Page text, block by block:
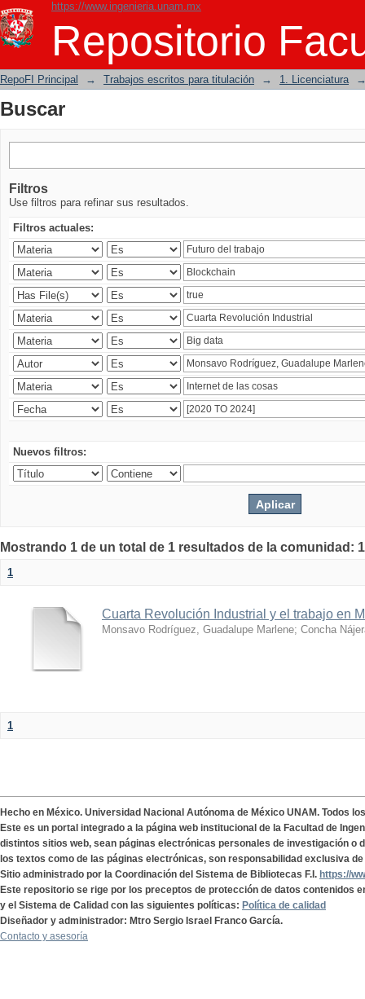
https://www.ingenieria.unam.mx
Repositorio
Buscar
RepoFI Principal → Trabajos escritos para titulación → 1. Licenciatura
Buscar
Filtros
Use filtros para refinar sus resultados.
Filtros actuales:
Nuevos filtros:
Mostrando 1 de un total de 1 resultados de la comunidad:
1
Cuarta Revolución Industrial y el trabajo en
Monsavo Rodríguez, Guadalupe Marlene; Concha
1
Hecho en México. Universidad Nacional Autónoma de México UNAM. Todos
Este es un portal integrado a la página web institucional de la Facultad de
distintos sitios web, sean páginas electrónicas personales de investigación o
los textos como de las páginas electrónicas, son responsabilidad exclusiva
Sitio administrado por la Coordinación del Sistema de Bibliotecas F.I. https://
Este repositorio se rige por los preceptos de protección de datos contenidos
y el Sistema de Calidad con las siguientes políticas: Política de calidad
Diseñador y administrador: Mtro Sergio Israel Franco García.
Contacto y asesoría